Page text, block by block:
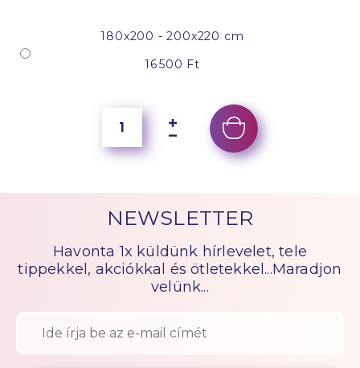
180x200 - 200x220 cm
16 500 Ft
NEWSLETTER
Havonta 1x küldünk hírlevelet, tele
tippekkel, akciókkal és ötletekkel...Maradjon
velünk...